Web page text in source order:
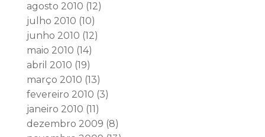
agosto 2010 (12)
julho 2010 (10)
junho 2010 (12)
maio 2010 (14)
abril 2010 (19)
março 2010 (13)
fevereiro 2010 (3)
janeiro 2010 (11)
dezembro 2009 (8)